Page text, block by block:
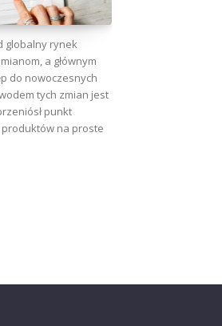
globalny rynek
a głównym
do nowoczesnych
tych zmian jest
punkt
na proste